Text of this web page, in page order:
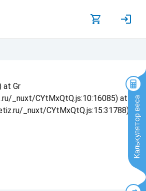
Калькулятор веса
at Gr
_nuxt/CYtMxQtQ.js:10:16085) at
_nuxt/CYtMxQtQ.js:15:31788) at